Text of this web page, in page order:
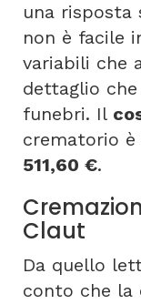
una risposta
non è facile
variabili che
dettaglio
funebri. Il
crematorio
511,60 €.
Claut
Da quello
conto che la